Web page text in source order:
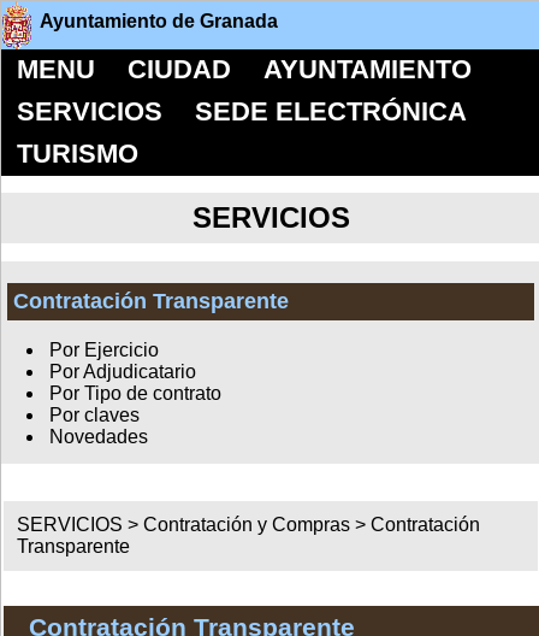
Ayuntamiento de Granada
MENU CIUDAD
AYUNTAMIENTO
SERVICIOS
SEDE ELECTRÓNICA
TURISMO
SERVICIOS
Contratación Transparente
Por Ejercicio
Por Adjudicatario
Por Tipo de contrato
Por claves
Novedades
SERVICIOS >Contratación y Compras >Contratación
Transparente
Contratación Transparente